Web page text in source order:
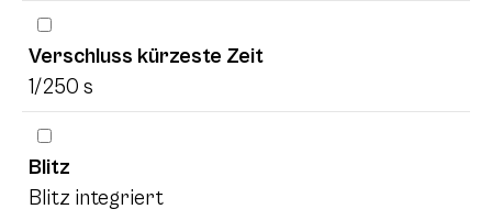
Verschluss kürzeste Zeit
1/250 s
Blitz
Blitz integriert